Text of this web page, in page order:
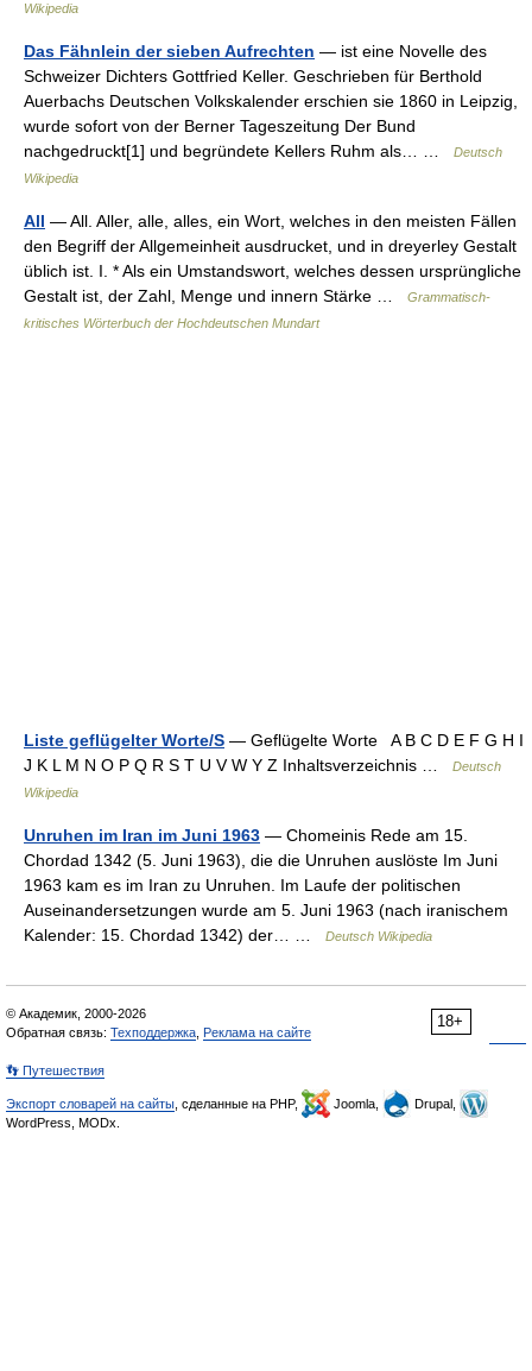
Wikipedia
Das Fähnlein der sieben Aufrechten — ist eine Novelle des
Schweizer Dichters Gottfried Keller. Geschrieben für Berthold
Auerbachs Deutschen Volkskalender erschien sie 1860 in Leipzig,
wurde sofort von der Berner Tageszeitung Der Bund
nachgedruckt[1] und begründete Kellers Ruhm als… …
Deutsch
Wikipedia
All — All. Aller, alle, alles, ein Wort, welches in den meisten Fällen
den Begriff der Allgemeinheit ausdrucket, und in dreyerley Gestalt
üblich ist. I. * Als ein Umstandswort, welches dessen ursprüngliche
Gestalt ist, der Zahl, Menge und innern Stärke …
Grammatisch-
kritisches Wörterbuch der Hochdeutschen Mundart
Liste geflügelter Worte/S — Geflügelte Worte A B C D E F G H I
J K L M N O P Q R S T U V W Y Z Inhaltsverzeichnis …
Deutsch
Wikipedia
Unruhen im Iran im Juni 1963 — Chomeinis Rede am 15.
Chordad 1342 (5. Juni 1963), die die Unruhen auslöste Im Juni
1963 kam es im Iran zu Unruhen. Im Laufe der politischen
Auseinandersetzungen wurde am 5. Juni 1963 (nach iranischem
Kalender: 15. Chordad 1342) der… …
Deutsch Wikipedia
18+
© Академик, 2000-2026
Обратная связь: Техподдержка Реклама на сайте
👣 Путешествия
Экспорт словарей на сайты , сделанные на PHP, Joomla,
Drupal,
WordPress, MODx.